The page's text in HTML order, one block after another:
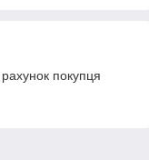
покупця